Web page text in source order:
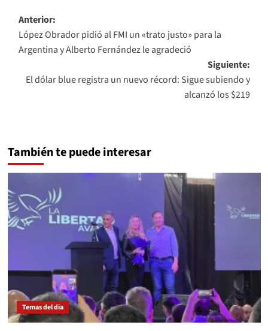
Navegación
de
entradas
Anterior:
López Obrador pidió al FMI un «trato justo» para la
Argentina y Alberto Fernández le agradeció
Siguiente:
El dólar blue registra un nuevo récord: Sigue subiendo y
alcanzó los $219
También te puede interesar
Temas del dia